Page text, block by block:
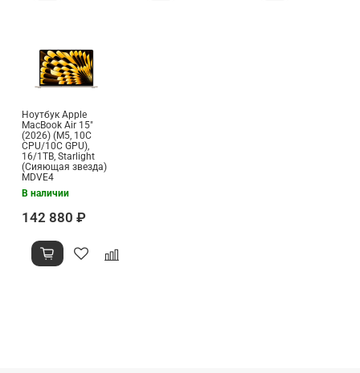
Ноутбук Apple
MacBook Air 15"
(2026) (M5, 10C
CPU/10C GPU),
16/1TB, Starlight
(Сияющая звезда)
MDVE4
В наличии
142 880 ₽